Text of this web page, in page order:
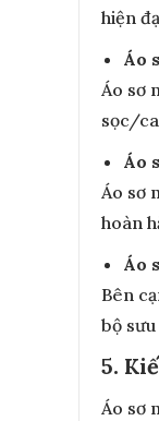
hiện
Áo
Áo sơ
sọc/
Áo
Áo sơ
hoàn
Áo
Bên
bộ
5.
Áo sơ